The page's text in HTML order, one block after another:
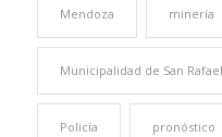
Mendoza minería
Municipalidad de San Rafael
Policía pronóstico